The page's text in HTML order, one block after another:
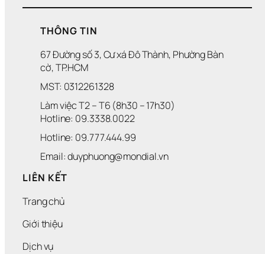
THÔNG TIN
67 Đường số 3, Cư xá Đô Thành, Phường Bàn
cờ, TP.HCM
MST: 0312261328
Làm việc T2 – T6 (8h30 – 17h30)
Hotline: 09.3338.0022
Hotline: 09.777.444.99
Email: duyphuong@mondial.vn
LIÊN KẾT
Trang chủ
Giới thiệu
Dịch vụ